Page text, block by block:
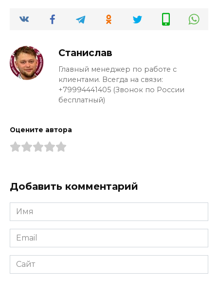
Станислав
Главный менеджер по работе с
клиентами. Всегда на связи:
+79994441405 (Звонок по России
бесплатный)
Оцените автора
Добавить комментарий
Имя
*
Email
*
Сайт